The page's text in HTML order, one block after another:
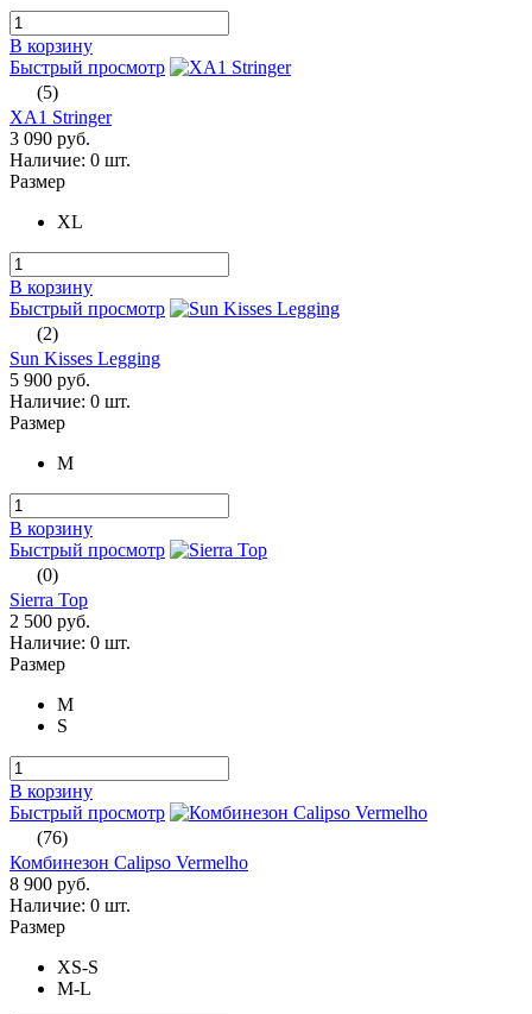
В корзину
Быстрый просмотр
(5)
XA1 Stringer
3 090 руб.
Наличие: 0 шт.
Размер
XL
В корзину
Быстрый просмотр
(2)
Sun Kisses Legging
5 900 руб.
Наличие: 0 шт.
Размер
M
В корзину
Быстрый просмотр
(0)
Sierra Top
2 500 руб.
Наличие: 0 шт.
Размер
M
S
В корзину
Быстрый просмотр
(76)
Комбинезон Calipso Vermelho
8 900 руб.
Наличие: 0 шт.
Размер
XS-S
M-L